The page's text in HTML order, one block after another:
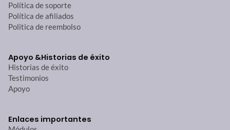
Política de soporte
Política de afiliados
Politica de reembolso
Apoyo &Historias de éxito
Historias de éxito
Testimonios
Apoyo
Enlaces importantes